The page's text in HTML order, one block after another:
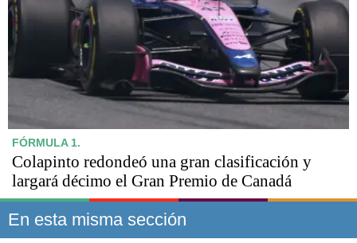
FÓRMULA 1.
Colapinto redondeó una gran clasificación y
largará décimo el Gran Premio de Canadá
En esta misma sección